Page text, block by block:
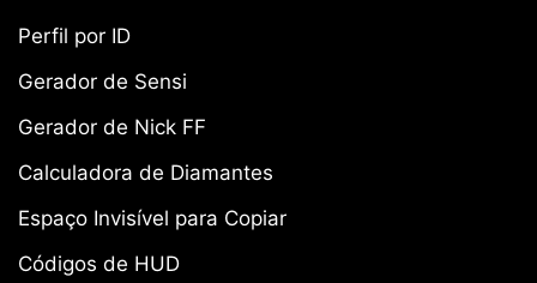
Perfil por ID
Gerador de Sensi
Gerador de Nick FF
Calculadora de Diamantes
Espaço Invisível para Copiar
Códigos de HUD